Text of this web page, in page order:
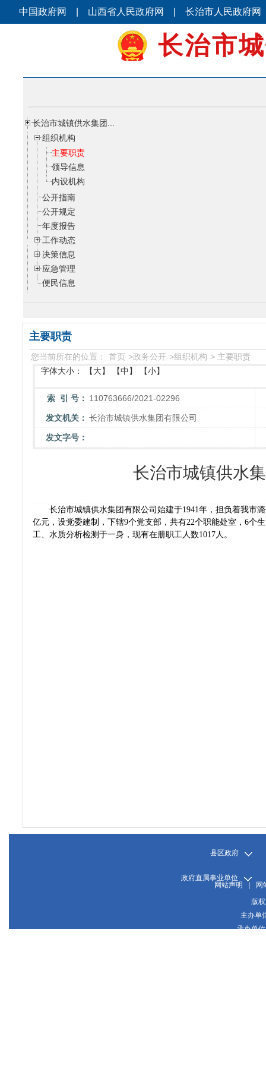
中国政府网 山西省人民政府网 长治市人民政府网
长治市
长治市城镇供水集团...
组织机构
主要职责
领导信息
内设机构
公开指南
公开规定
年度报告
工作动态
决策信息
应急管理
便民信息
主要职责
您当前所在的位置： 首页 >政务公开 >组织机构 >主要职责
字体大小：
【大】 【中】 【小】
索 引 号： 110763666/2021-02296
发文机关： 长治市城镇供水集团有限公司
发文字号：
长治市城镇供水
长治市城镇供水集团有限公司始建于1941年，担负着我市潞
亿元，设党委建制，下辖9个党支部，共有22个职能处室，6个
工、水质分析检测于一身，现有在册职工人数1017人。
县区政府
政府直属事业单位
网站声明
网
版
主办单
承办单